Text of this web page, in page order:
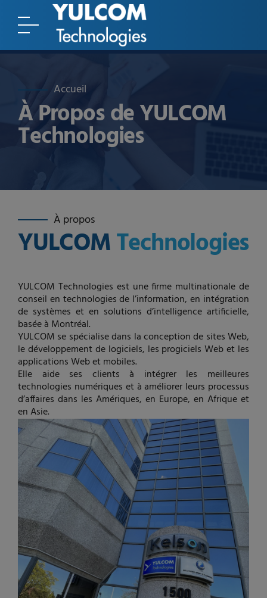
Accueil
À Propos de YULCOM
Technologies
À propos
YULCOMTechnologies
YULCOM Technologies est une firme multinationale de
conseil en technologies de l’information, en intégration
de systèmes et en solutions d’intelligence artificielle,
basée à Montréal.
YULCOM se spécialise dans la conception de sites Web,
le développement de logiciels, les progiciels Web et les
applications Web et mobiles.
Elle aide ses clients à intégrer les meilleures
technologies numériques et à améliorer leurs processus
d’affaires dans les Amériques, en Europe, en Afrique et
en Asie.